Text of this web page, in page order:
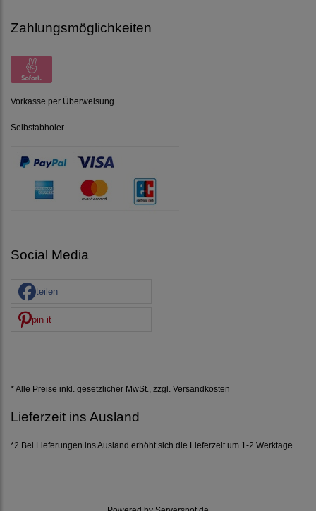
Zahlungsmöglichkeiten
Vorkasse per Überweisung
Selbstabholer
Social Media
teilen
pin it
* Alle Preise inkl. gesetzlicher MwSt., zzgl. Versandkosten
Lieferzeit ins Ausland
*2 Bei Lieferungen ins Ausland erhöht sich die Lieferzeit um 1-2 Werktage.